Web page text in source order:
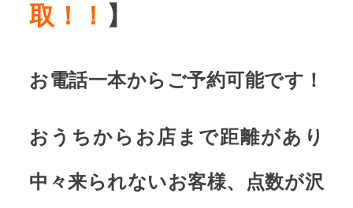
取！！ 】
お電話一本からご予約可能です！
おうちからお店まで距離があり
中々来られないお客様、点数が沢